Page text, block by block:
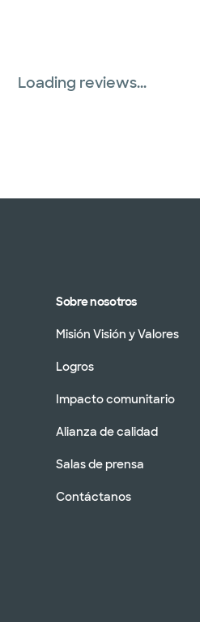
Loading reviews...
Sobre nosotros
Misión Visión y Valores
Logros
Impacto comunitario
Alianza de calidad
Salas de prensa
Contáctanos